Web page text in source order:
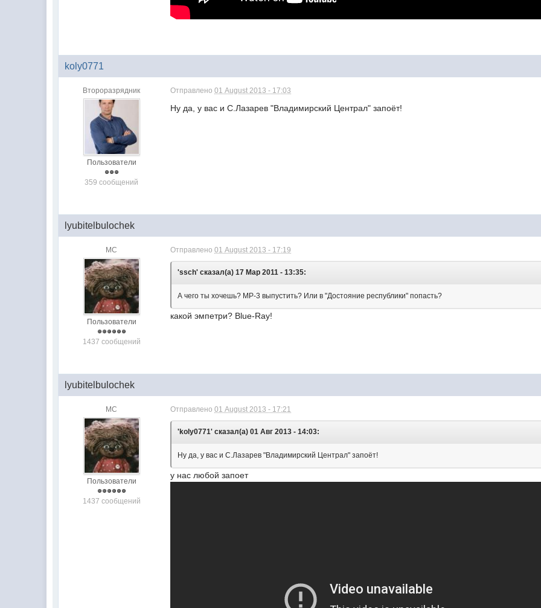
koly0771
Второразрядник
Пользователи
359 сообщений
Отправлено01 August 2013 - 17:03
Ну да, у вас и С.Лазарев "Владимирский Централ" запоёт!
lyubitelbulochek
МС
Пользователи
1437 сообщений
Отправлено01 August 2013 - 17:19
'ssch' сказал(а) 17 Мар 2011 - 13:35:
А чего ты хочешь? МР-3 выпустить? Или в "Достояние республики" попасть?
какой эмпетри? Blue-Ray!
lyubitelbulochek
МС
Пользователи
1437 сообщений
Отправлено01 August 2013 - 17:21
'koly0771' сказал(а) 01 Авг 2013 - 14:03:
Ну да, у вас и С.Лазарев "Владимирский Централ" запоёт!
у нас любой запоет